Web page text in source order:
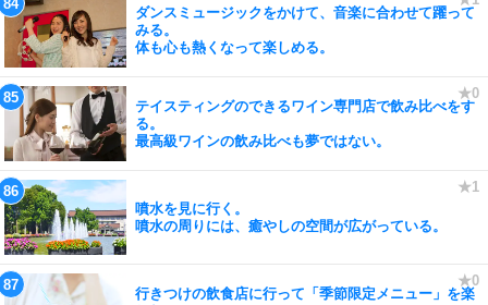
ダンスミュージックをかけて、音楽に合わせて躍って
みる。
体も心も熱くなって楽しめる。
テイスティングのできるワイン専門店で飲み比べをす
る。
最高級ワインの飲み比べも夢ではない。
噴水を見に行く。
噴水の周りには、癒やしの空間が広がっている。
行きつけの飲食店に行って「季節限定メニュー」を楽